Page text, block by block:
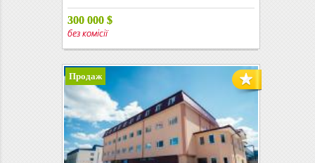
300 000 $
без комісії
Продаж